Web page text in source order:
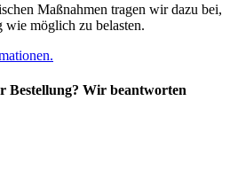
Maßnahmen tragen wir dazu bei,
möglich zu belasten.
Bestellung? Wir beantworten